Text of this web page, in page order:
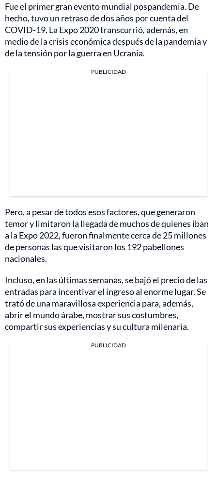
Fue el primer gran evento mundial pospandemia. De
hecho, tuvo un retraso de dos años por cuenta del
COVID-19. La Expo 2020 transcurrió, además, en
medio de la crisis económica después de la pandemia y
de la tensión por la guerra en Ucrania.
PUBLICIDAD
Pero, a pesar de todos esos factores, que generaron
temor y limitaron la llegada de muchos de quienes iban
a la Expo 2022, fueron finalmente cerca de 25 millones
de personas las que visitaron los 192 pabellones
nacionales.
Incluso, en las últimas semanas, se bajó el precio de las
entradas para incentivar el ingreso al enorme lugar. Se
trató de una maravillosa experiencia para, además,
abrir el mundo árabe, mostrar sus costumbres,
compartir sus experiencias y su cultura milenaria.
PUBLICIDAD